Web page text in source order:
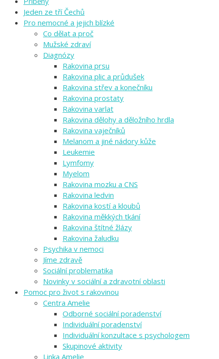
Jeden ze tří Čechů
Pro nemocné a jejich blízké
Co dělat a proč
Mužské zdraví
Diagnózy
Rakovina prsu
Rakovina plic a průdušek
Rakovina střev a konečníku
Rakovina prostaty
Rakovina varlat
Rakovina dělohy a děložního hrdla
Rakovina vaječníků
Melanom a jiné nádory kůže
Leukemie
Lymfomy
Myelom
Rakovina mozku a CNS
Rakovina ledvin
Rakovina kostí a kloubů
Rakovina měkkých tkání
Rakovina štítné žlázy
Rakovina žaludku
Psychika v nemoci
Jíme zdravě
Sociální problematika
Novinky v sociální a zdravotní oblasti
Pomoc pro život s rakovinou
Centra Amelie
Odborné sociální poradenství
Individuální poradenství
Individuální konzultace s psychologem
Skupinové aktivity
Linka Amelie